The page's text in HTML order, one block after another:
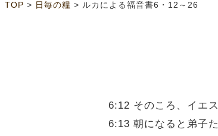
TOP > 日毎の糧 > ルカによる福音書6・12～26
6:12 そのころ、イエ
6:13 朝になると弟子